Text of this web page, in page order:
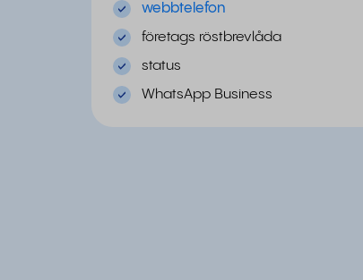
webbtelefon
företags röstbrevlåda
status
WhatsApp Business